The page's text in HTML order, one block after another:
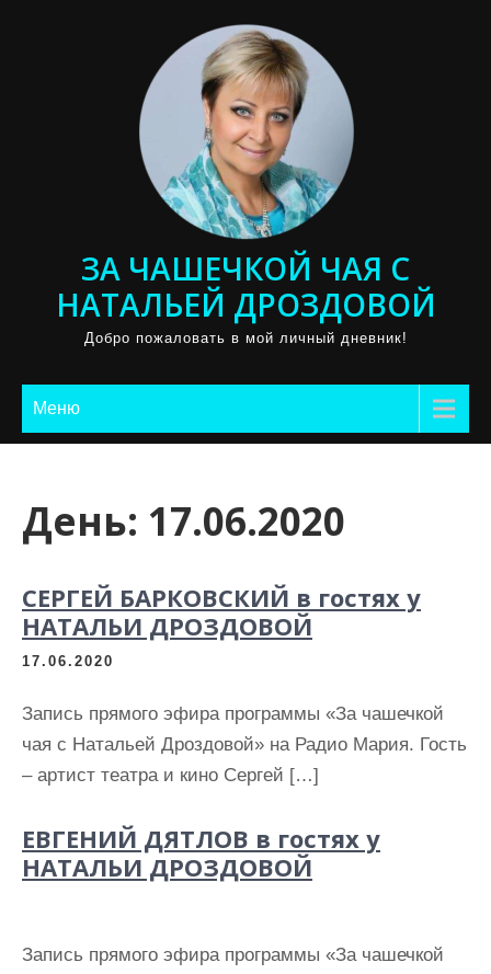
ЗА ЧАШЕЧКОЙ ЧАЯ С
НАТАЛЬЕЙ ДРОЗДОВОЙ
Добро пожаловать в мой личный дневник!
Меню
День: 17.06.2020
СЕРГЕЙ БАРКОВСКИЙ в гостях у
НАТАЛЬИ ДРОЗДОВОЙ
17.06.2020
Запись прямого эфира программы «За чашечкой
чая с Натальей Дроздовой» на Радио Мария. Гость
– артист театра и кино Сергей […]
ЕВГЕНИЙ ДЯТЛОВ в гостях у
НАТАЛЬИ ДРОЗДОВОЙ
Запись прямого эфира программы «За чашечкой